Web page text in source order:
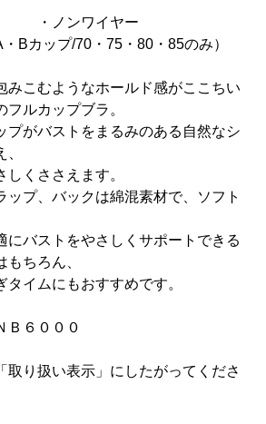
ラ ・ノンワイヤー
Bカップ/70・75・80・85のみ）
みこむようなホールド感がここちい
ルカップブラ。
プがバストをまるみのある自然なシ
しくささえます。
ップ、バックは綿混素材で、ソフト
にバストをやさしくサポートできる
ちろん、
タイムにもおすすめです。
Ｂ６０００
り扱い表示」にしたがってくださ